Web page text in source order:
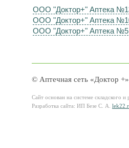
ООО "Доктор+" Аптека
ООО "Доктор+" Аптека
ООО "Доктор+" Аптека №5
© Аптечная сеть «Доктор
Сайт основан на системе складского
Разработка сайта: ИП Безе С. А.